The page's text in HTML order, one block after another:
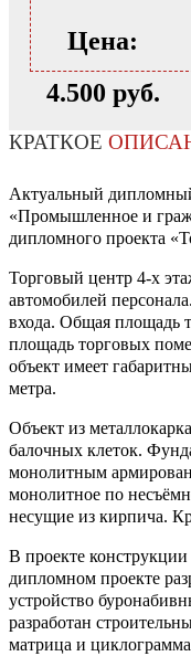
Цена:
4.500 руб.
КРАТКОЕ
Актуальный
«Промышленное и
дипломного проекта
Торговый центр 4-х
автомобилей
входа. Общая площадь
площадь торговых
объект имеет
метра.
Объект из
балочных клеток.
монолитным
монолитное по
несущие из кирпича.
В проекте
дипломном проекте
устройство
разработан
матрица и